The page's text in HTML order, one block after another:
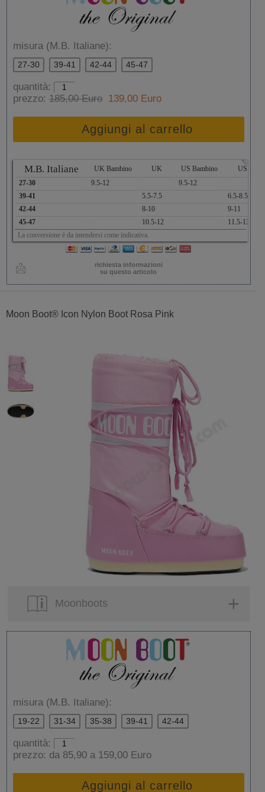
misura (M.B. Italiane):
27-30 39-41 42-44 45-47
quantità:
prezzo: 185,00 Euro139,00 Euro
Aggiungi al carrello
M.B. Italiane UK Bambino UK US Bambino
US
27-30
9.5-12 9.5-12
39-41
5.5-7.5 6.5-8.5
42-44
8-10 9-11
45-47
10.5-12 11.5-13
La conversione è da intendersi come indicativa.
x
richiesta informazioni
su questo articolo
Moon Boot® Icon Nylon Boot Rosa Pink
Moonboots
misura (M.B. Italiane):
19-22 31-34 35-38 39-41 42-44
quantità:
prezzo: da 85,90 a 159,00 Euro
Aggiungi al carrello